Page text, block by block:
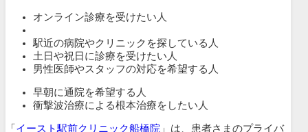
オンライン診療を受けたい人
駅近の病院やクリニックを探している人
土日や祝日に診療を受けたい人
男性医師やスタッフの対応を希望する人
早朝に通院を希望する人
衝撃波治療による根本治療をしたい人
「 イースト駅前クリニック船橋院 」は、患者さまのプライバ